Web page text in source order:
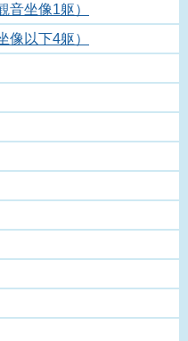
音坐像1躯）
像以下4躯）